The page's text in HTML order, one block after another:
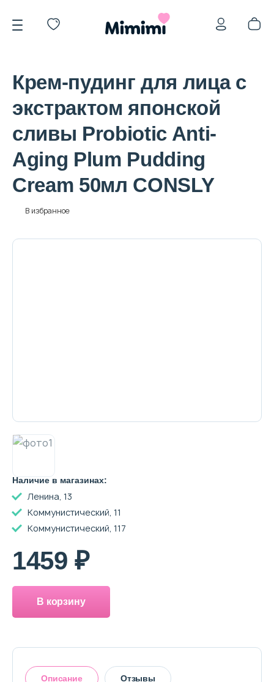
*OVERSTOCK -30%
Уход за лицом
Аксессуары
Бытовая химия
Крем-пудинг для лица с
экстрактом японской
сливы Probiotic Anti-
Aging Plum Pudding
Cream 50мл CONSLY
В избранное
Наличие в магазинах:
Ленина, 13
Коммунистический, 11
Коммунистический, 117
1459 ₽
В корзину
Описание Отзывы